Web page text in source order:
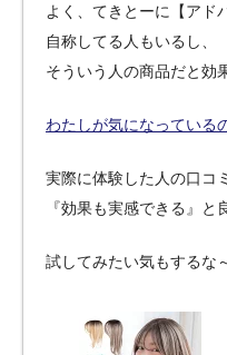
よく、てきとーに【アド
自称してる人もいるし、
そういう人の商品だと効
わたしが気になっている
実際に体験した人の口コ
『効果も実感できる』と
試してみたい気もするな